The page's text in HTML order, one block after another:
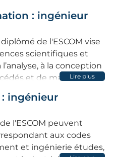
: ingénieur
de l'ESCOM vise
scientifiques et
à la conception
et de matériaux en
complexes,
d’origine naturelle ou
des formulations ou
en œuvre des
Ils piloteront des
Lire plus
: ingénieur
l'ESCOM peuvent
aux codes
et ingénierie études,